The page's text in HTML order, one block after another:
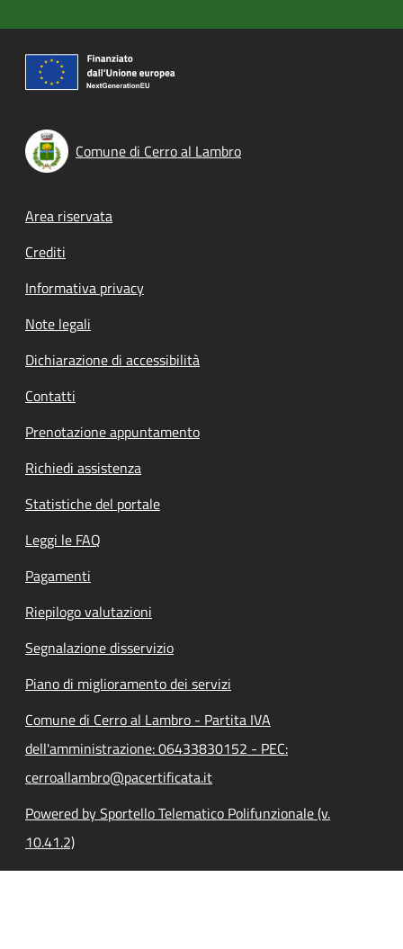
Comune di Cerro al Lambro
Footer menu
Area riservata
Crediti
Informativa privacy
Note legali
Dichiarazione di accessibilità
Contatti
Prenotazione appuntamento
Richiedi assistenza
Statistiche del portale
Leggi le FAQ
Pagamenti
Riepilogo valutazioni
Segnalazione disservizio
Piano di miglioramento dei servizi
Comune di Cerro al Lambro - Partita IVA
dell'amministrazione: 06433830152 - PEC:
cerroallambro@pacertificata.it
Powered by Sportello Telematico Polifunzionale (v.
10.41.2)